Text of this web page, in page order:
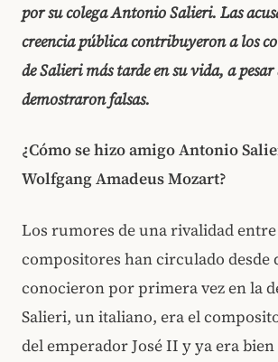
por su colega Antonio Salieri. Las
creencia pública contribuyeron a los
de Salieri más tarde en su vida, a pesar
demostraron falsas.
¿Cómo se hizo amigo Antonio
Wolfgang Amadeus Mozart?
Los rumores de una rivalidad
compositores han circulado desde
conocieron por primera vez en la
Salieri, un italiano, era el
del emperador José II y ya era